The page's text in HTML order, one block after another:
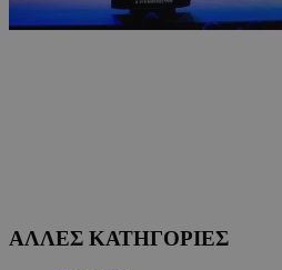
ΑΛΛΕΣ ΚΑΤΗΓΟΡΙΕΣ